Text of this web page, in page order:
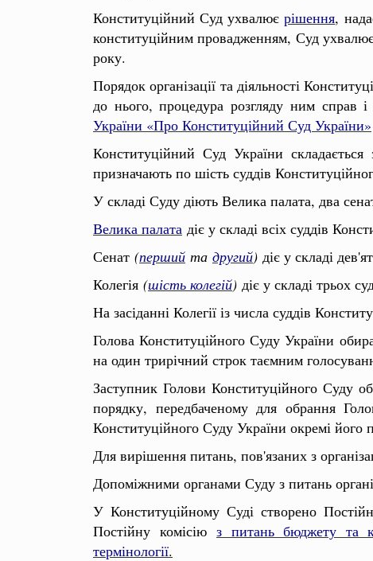
Конституційний Суд ухвалюєрішення,
конституційним провадженням, Суд
року.
Порядок організації та діяльності
до нього, процедура розгляду ним справ
України «Про Конституційний Суд України»
Конституційний Суд України
призначають по шість суддів
У складі Суду діють Велика палата, два
Велика палата діє у складі всіх суддів
Сенат (перший та другий) діє у складі
Колегія (шість колегій) діє у складі трьох
На засіданні Колегії із числа суддів
Голова Конституційного Суду України
на один трирічний строк таємним
Заступник Голови Конституційного Суду
порядку, передбаченому для обрання
Конституційного Суду України окремі його
Для вирішення питань, пов'язаних з
Допоміжними органами Суду з питань
У Конституційному Суді створено
Постійну комісію з питань бюджету та
термінології.